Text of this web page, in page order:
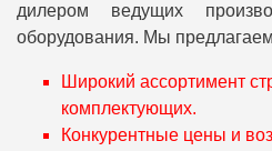
дилером ведущих
оборудования. Мы
Широкий ассортимент
комплектующих.
Конкурентные цены и